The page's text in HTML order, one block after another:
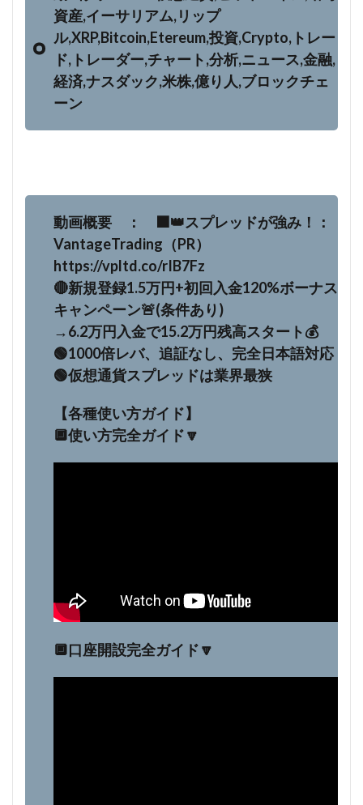
資産,イーサリアム,リップ
ル,XRP,Bitcoin,Etereum,投資,Crypto,トレー
ド,トレーダー,チャート,分析,ニュース,金融,
経済,ナスダック,米株,億り人,ブロックチェ
ーン
動画概要 ： ⬛️👑スプレッドが強み！：
VantageTrading（PR）
https://vpltd.co/rIB7Fz
🔴新規登録1.5万円+初回入金120%ボーナス
キャンペーン🚨(条件あり)
→6.2万円入金で15.2万円残高スタート💰
🟢1000倍レバ、追証なし、完全日本語対応
🟢仮想通貨スプレッドは業界最狭
【各種使い方ガイド】
🔲使い方完全ガイド🔽
🔲口座開設完全ガイド🔽